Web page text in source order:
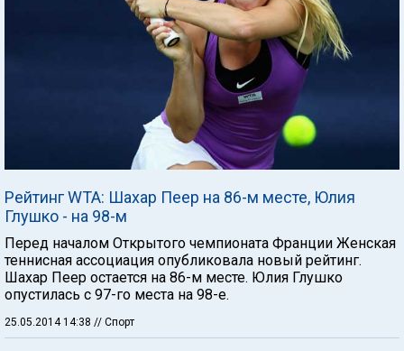
Рейтинг WTA: Шахар Пеер на 86-м месте, Юлия
Глушко - на 98-м
Перед началом Открытого чемпионата Франции Женская
теннисная ассоциация опубликовала новый рейтинг.
Шахар Пеер остается на 86-м месте. Юлия Глушко
опустилась с 97-го места на 98-е.
25.05.2014 14:38 // Спорт